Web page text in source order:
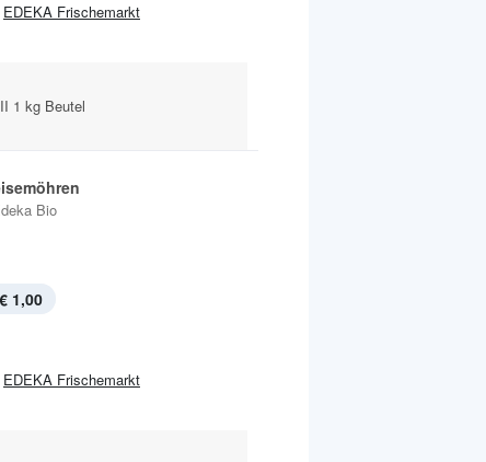
EDEKA Frischemarkt
1 kg Beutel
Bio
€ 1,00
EDEKA Frischemarkt